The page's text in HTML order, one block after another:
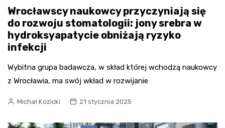
Wrocławscy naukowcy przyczyniają się
do rozwoju stomatologii: jony srebra w
hydroksyapatycie obniżają ryzyko
infekcji
Wybitna grupa badawcza, w skład której wchodzą naukowcy
z Wrocławia, ma swój wkład w rozwijanie
Michał Kozicki 21 stycznia 2025